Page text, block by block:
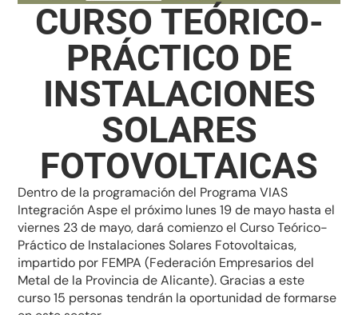
CURSO TEÓRICO-
PRÁCTICO DE
INSTALACIONES
SOLARES
FOTOVOLTAICAS
Dentro de la programación del Programa VIAS
Integración Aspe el próximo lunes 19 de mayo hasta el
viernes 23 de mayo, dará comienzo el Curso Teórico-
Práctico de Instalaciones Solares Fotovoltaicas,
impartido por FEMPA (Federación Empresarios del
Metal de la Provincia de Alicante). Gracias a este
curso 15 personas tendrán la oportunidad de formarse